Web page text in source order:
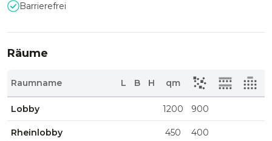
Barrierefrei
Räume
Raumname L B H qm
Lobby 1200 900
Rheinlobby 450 400